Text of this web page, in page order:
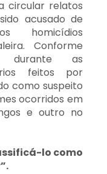
circular relatos
acusado de
homicídios
Conforme
durante as
feitos por
como suspeito
ocorridos em
e outro no
lo como